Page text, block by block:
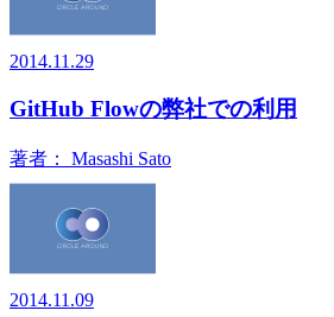
2014.11.29
GitHub Flowの弊社での利用
著者： Masashi Sato
2014.11.09